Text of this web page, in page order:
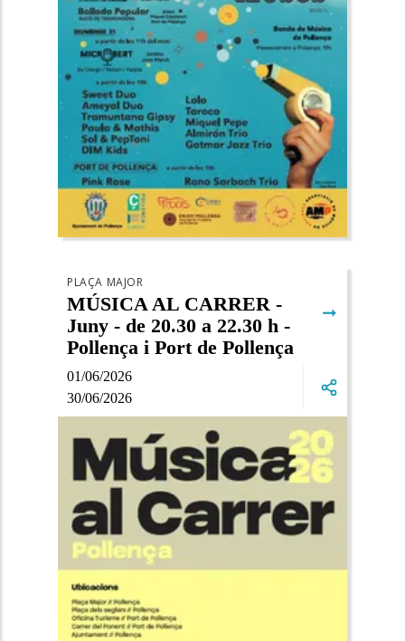
01/06/2026
30/06/2026
PLAÇA MAJOR
MÚSICA AL CARRER -
Juny - de 20.30 a 22.30 h -
Pollença i Port de Pollença
➞